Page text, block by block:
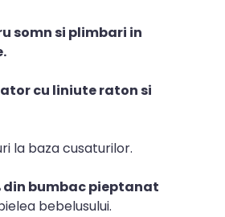
somn si plimbari in
cu liniute raton si
la baza cusaturilor.
din bumbac pieptanat
bebelusului.